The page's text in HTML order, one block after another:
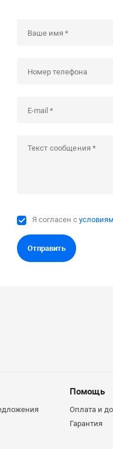
Я согласен с
Отправить
Помощь
Оплата и
Гарантия